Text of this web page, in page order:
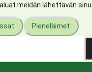
meidän lähettävän
Pieneläimet